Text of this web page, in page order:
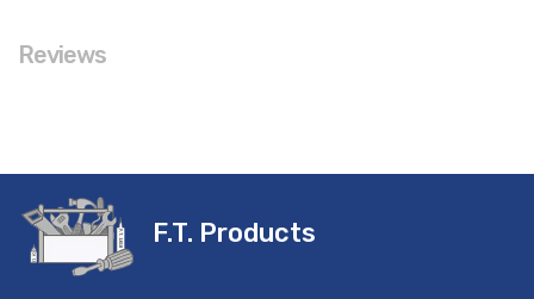
Reviews
F.T. Products